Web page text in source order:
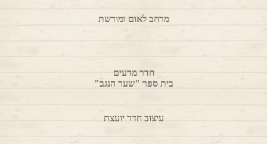
"לאה גולדברג" יבנה